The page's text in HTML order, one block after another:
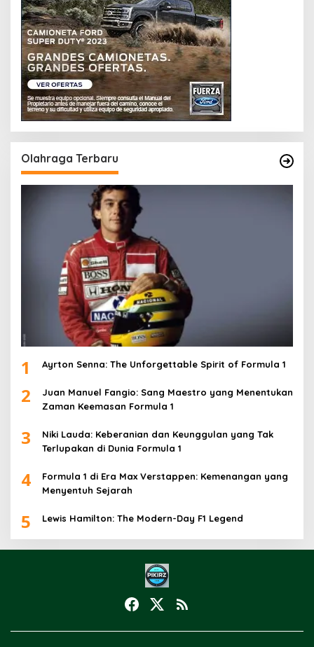
Olahraga Terbaru
1 Ayrton Senna: The Unforgettable Spirit of Formula 1
2
Juan Manuel Fangio: Sang Maestro yang Menentukan
Zaman Keemasan Formula 1
3
Niki Lauda: Keberanian dan Keunggulan yang Tak
Terlupakan di Dunia Formula 1
4
Formula 1 di Era Max Verstappen: Kemenangan yang
Menyentuh Sejarah
5 Lewis Hamilton: The Modern-Day F1 Legend